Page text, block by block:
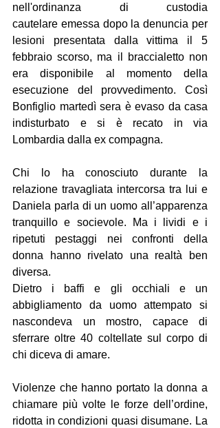
nell'ordinanza di custodia
cautelare emessa dopo la denuncia per
lesioni presentata dalla vittima il 5
febbraio scorso, ma il braccialetto non
era disponibile al momento della
esecuzione del provvedimento. Così
Bonfiglio martedì sera è evaso da casa
indisturbato e si è recato in via
Lombardia dalla ex compagna.
Chi lo ha conosciuto durante la
relazione travagliata intercorsa tra lui e
Daniela parla di un uomo all’apparenza
tranquillo e socievole. Ma i lividi e i
ripetuti pestaggi nei confronti della
donna hanno rivelato una realtà ben
diversa.
Dietro i baffi e gli occhiali e un
abbigliamento da uomo attempato si
nascondeva un mostro, capace di
sferrare oltre 40 coltellate sul corpo di
chi diceva di amare.
Violenze che hanno portato la donna a
chiamare più volte le forze dell’ordine,
ridotta in condizioni quasi disumane. La